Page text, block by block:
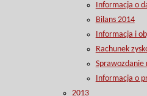
Informacja o
Bilans 2014
Informacja i
Rachunek
Informacja o
2013